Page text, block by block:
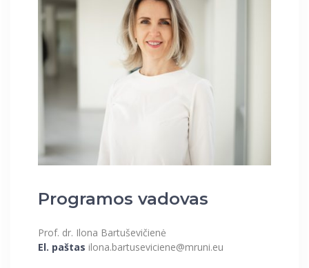
Programos vadovas
Prof. dr. Ilona Bartuševičienė
El. paštas ilona.bartuseviciene@mruni.eu